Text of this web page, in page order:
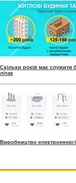
Скільки років має служити
літак
Виробництво